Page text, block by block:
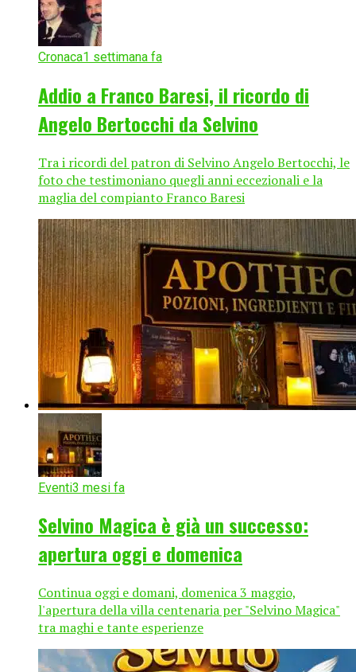
Cronaca1 settimana fa
Addio a Franco Baresi, il ricordo di
Angelo Bertocchi da Selvino
Tra i ricordi del patron di Selvino Angelo Bertocchi, le
foto che testimoniano quegli anni eccezionali e la
maglia del compianto Franco Baresi
Eventi3 mesi fa
Selvino Magica è già un successo:
apertura oggi e domenica
Continua oggi e domani, domenica 3 maggio,
l'apertura della villa centenaria per "Selvino Magica"
tra maghi e tante esperienze